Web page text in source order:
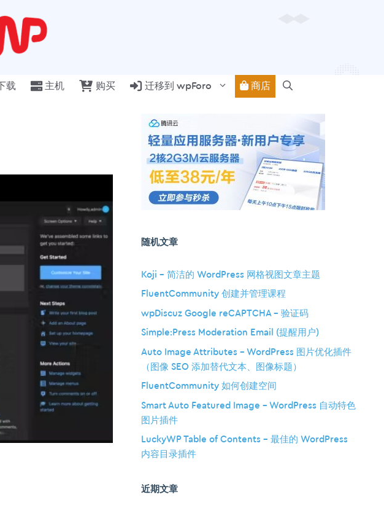
下载 主机 购买 迁移到 wpForo 商店
随机文章
Koji – 简洁的 WordPress 网格视图文章主题
FluentCommunity 创建并管理课程
wpDiscuz Google reCAPTCHA – 验证码
Simple:Press Moderation Email (提醒用户)
Auto Image Attributes – WordPress 图片优化插件
（图像 SEO 添加替代文本、图像标题）
FluentCommunity 如何创建空间
Smart Auto Featured Image – WordPress 自动特色
图片插件
LuckyWP Table of Contents – 最佳的 WordPress
内容目录插件
近期文章